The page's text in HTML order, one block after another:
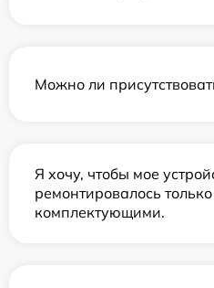
Можно ли
Я хочу, чтобы мое
ремонтировалось
комплектующими.